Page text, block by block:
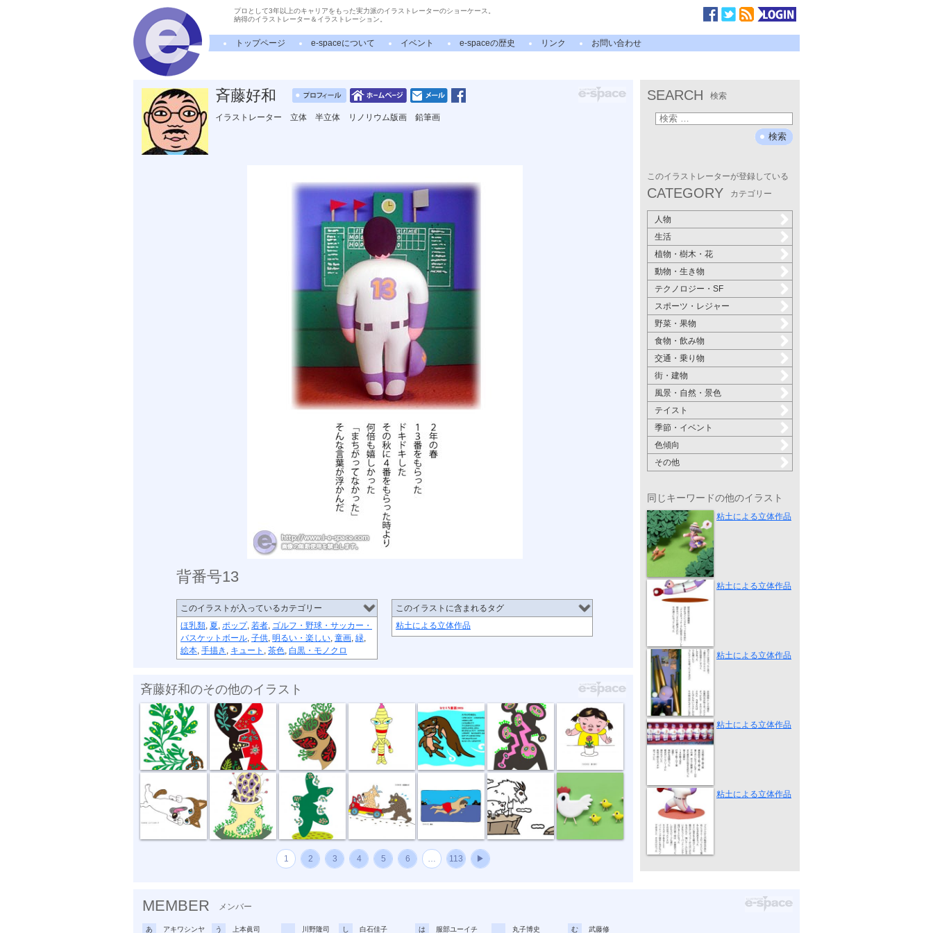
プロとして3年以上のキャリアをもった実力派のイラストレーターのショーケース。
納得のイラストレーター＆イラストレーション。
トップページ e-spaceについて イベント e-spaceの歴史 リンク お問い合わせ
斉藤好和
イラストレーター 立体 半立体 リノリウム版画 鉛筆画
背番号13
このイラストが入っているカテゴリー
ほ乳類, 夏, ポップ, 若者, ゴルフ・野球・サッカー・
バスケットボール, 子供, 明るい・楽しい, 童画, 緑,
絵本, 手描き , キュート , 茶色, 白黒・モノクロ
このイラストに含まれるタグ
粘土による立体作品
斉藤好和のその他のイラスト
植物のチカラ 組み合わせ 植木鉢 春の香り
どう、このポ... おいしい匂い 新しい種 坂道登れば 遠泳 崖っぷちのシ... ニワトリ親子
1 2 3 4 5 6 … 113 ▶
SEARCH 検索
このイラストレーターが登録している
CATEGORY カテゴリー
人物
生活
植物・樹木・花
動物・生き物
テクノロジー・SF
スポーツ・レジャー
野菜・果物
食物・飲み物
交通・乗り物
街・建物
風景・自然・景色
テイスト
季節・イベント
色傾向
その他
同じキーワードの他のイラスト
帰ったらアイ...
粘土による立体作品
ダイビングキ...
粘土による立体作品
お世話係
粘土による立体作品
公式戦４戦１...
粘土による立体作品
ブラジルから...
粘土による立体作品
MEMBER メンバー
あ アキワシンヤ う 上本眞司 川野隆司 し 白石佳子 は 服部ユーイチ 丸子博史 む 武藤修